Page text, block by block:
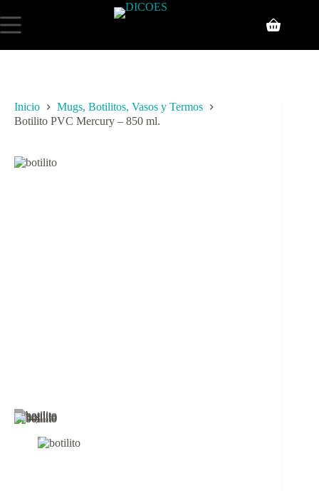
Inicio
Mugs, Botilitos, Vasos y Termos
Botilito PVC Mercury – 850 ml.